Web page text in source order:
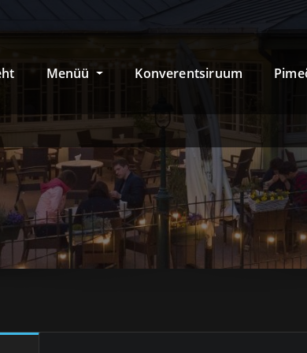
Menüü Konverentsiruum